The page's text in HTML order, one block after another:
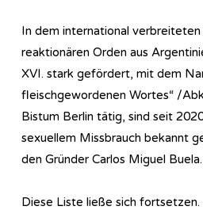
In dem international
reaktionären Orden aus
XVI. stark gefördert, mit dem
fleischgewordenen Wortes“ /
Bistum Berlin tätig, sind seit
sexuellem Missbrauch bekannt
den Gründer Carlos Miguel Buela.
Diese Liste ließe sich